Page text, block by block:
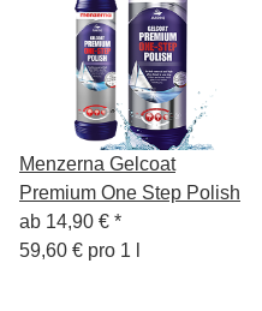
Menzerna Gelcoat
Premium One Step Polish
ab 14,90 € *
59,60 € pro 1 l